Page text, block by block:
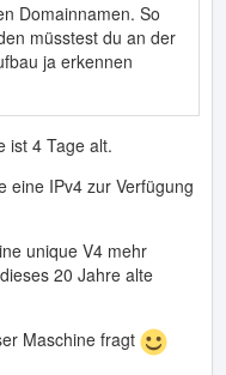
Domainnamen. So
müsstest du an der
ja erkennen
ist 4 Tage alt.
eine IPv4 zur Verfügung
unique V4 mehr
20 Jahre alte
Maschine fragt